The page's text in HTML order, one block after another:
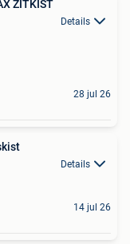
ZITKIST
Details
28 jul 26
Details
14 jul 26